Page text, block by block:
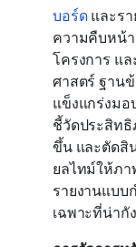
บอร์ด และรา
ความคืบหน้
โครงการ แ
ศาสตร์ ฐาน
แข็งแกร่งม
ชี้วัดประสิทธิ
ขึ้น และตัดสิ
ยลไทม์ให้ภ
รายงานแบบ
เฉพาะที่น่ากั